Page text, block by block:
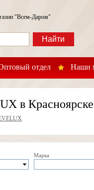
отдел Наши
"Всем-Даром"
Найти
в Красноярске
Марка